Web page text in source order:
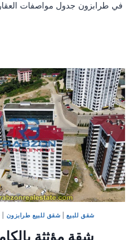
شقق للبيع شقق للبيع طرابزون
شقة مؤثثة